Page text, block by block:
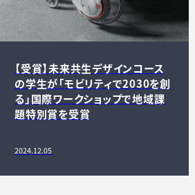
【受賞】未来共生デザインコース
の学生が「モビリティで2030を創
る」国際ワークショップで地域課
題特別賞を受賞
2024.12.05